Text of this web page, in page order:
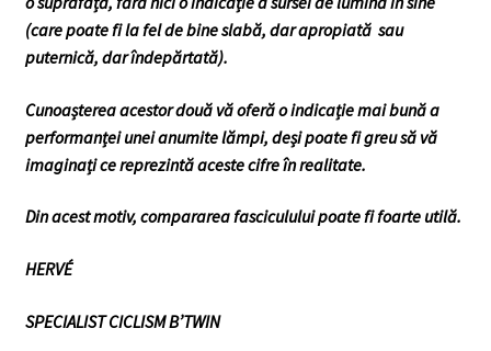
(care poate fi la fel de bine slabă, dar apropiată sau
puternică, dar îndepărtată).
Cunoașterea acestor două vă oferă o indicație mai bună a
performanței unei anumite lămpi, deși poate fi greu să vă
imaginați ce reprezintă aceste cifre în realitate.
Din acest motiv, compararea fasciculului poate fi foarte utilă.
HERVÉ
SPECIALIST CICLISM B’TWIN